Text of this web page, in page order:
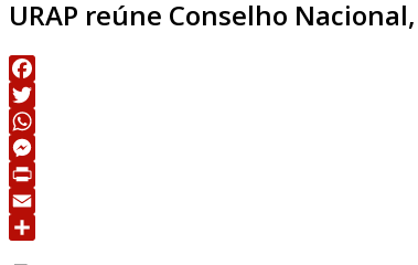
URAP reúne Conselho
Facebook
Twitter
WhatsApp
Messenger
Print
Email